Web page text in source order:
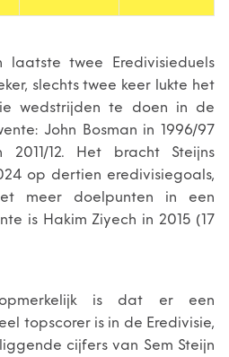
laatste twee Eredivisieduels
slechts twee keer lukte het
wedstrijden te doen in de
John Bosman in 1996/97
12. Het bracht Steijns
op dertien eredivisiegoals,
meer doelpunten in een
is Hakim Ziyech in 2015 (17
is dat er een
topscorer is in de Eredivisie,
cijfers van Sem Steijn